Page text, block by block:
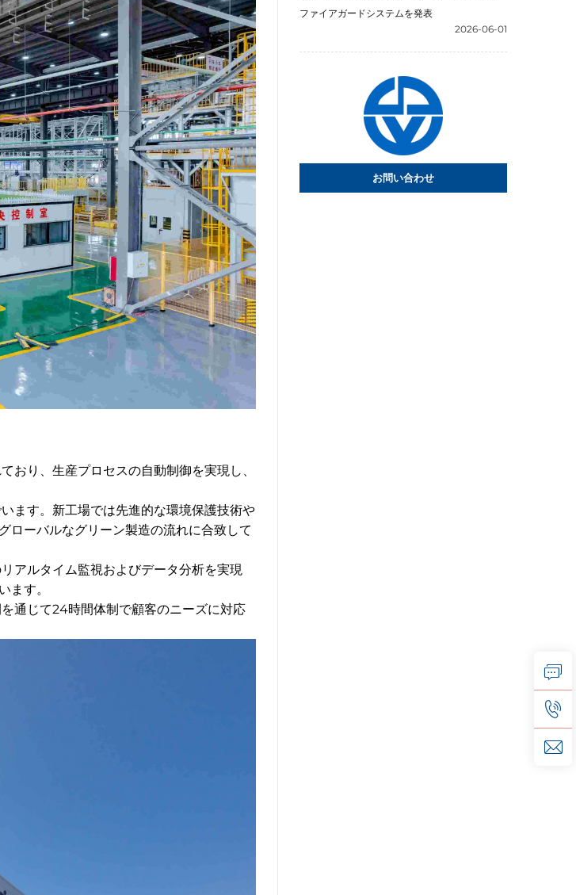
おり、生産プロセスの自動制御を実現し、
ます。新工場では先進的な環境保護技術や
ローバルなグリーン製造の流れに合致して
アルタイム監視およびデータ分析を実現
ます。
通じて24時間体制で顧客のニーズに対応
ファイアガードシステムを発表
2026-06-01
お問い合わせ